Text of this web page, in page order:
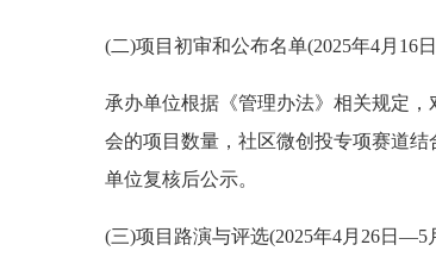
(二)项目初审和公布名单(2025年4月16
承办单位根据《管理办法》相关规定
会的项目数量，社区微创投专项赛道
单位复核后公示。
(三)项目路演与评选(2025年4月26日—5